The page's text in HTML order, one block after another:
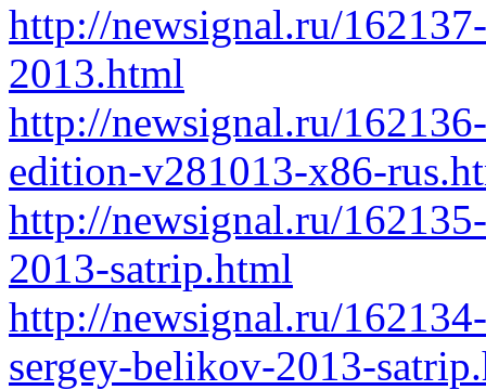
http://newsignal.ru/
2013.html
http://newsignal.ru/
edition-v281013-x86-
http://newsignal.ru/
2013-satrip.html
http://newsignal.ru/
sergey-belikov-2013-